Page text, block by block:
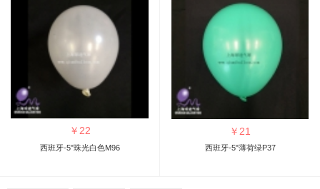
￥22
西班牙-5"珠光白色M96
￥ 21
西班牙-5"薄荷绿P37